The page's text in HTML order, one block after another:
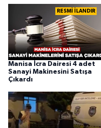
RESMİ İLANDIR
Manisa İcra Dairesi 4 adet
Sanayi Makinesini Satışa
Çıkardı